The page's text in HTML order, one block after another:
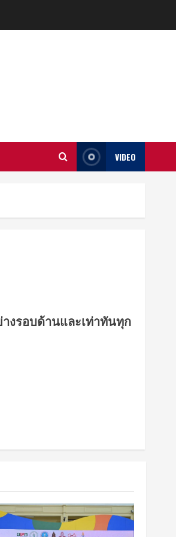
VIDEO
งรอบด้านและเท่าทันทุก